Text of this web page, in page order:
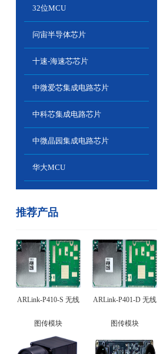
32位MCU
问宙半导体芯片
十速-海速芯芯片
中微爱芯集成电路芯片
中科芯集成电路芯片
中微晶园集成电路芯片
华大MCU
推荐产品
ARLink-P410-S 无线
图传模块
ARLink-P401-D 无线
图传模块